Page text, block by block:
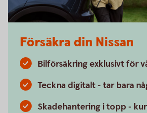
Försäkra din Nissan
Bilförsäkring exklusivt för
Teckna digitalt - tar bara
Skadehantering i topp -